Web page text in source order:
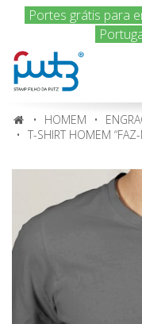
Encomenda
HOMEM
T-SHIRT HOMEM